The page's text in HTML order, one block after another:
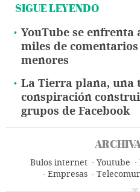
SIGUE LEYENDO
YouTube se enfrenta
miles de
menores
La Tierra plana, una
conspiración
grupos de Facebook
Bulos internet Youtube
Empresas